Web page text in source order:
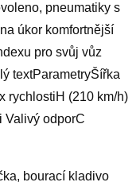
pneumatiky s
úkor komfortnější
pro svůj vůz
textParametryŠířka
rychlostiH (210 km/h)
Valivý odporC
bourací kladivo